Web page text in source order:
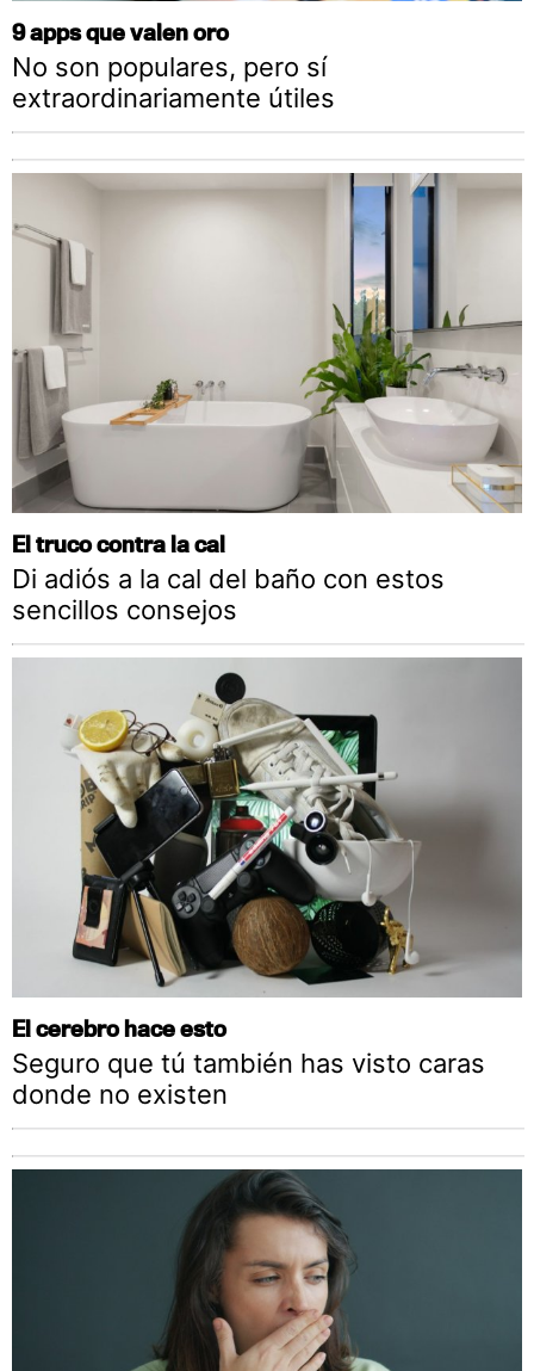
9 apps que valen oro
No son populares, pero sí
extraordinariamente útiles
El truco contra la cal
Di adiós a la cal del baño con estos
sencillos consejos
El cerebro hace esto
Seguro que tú también has visto caras
donde no existen